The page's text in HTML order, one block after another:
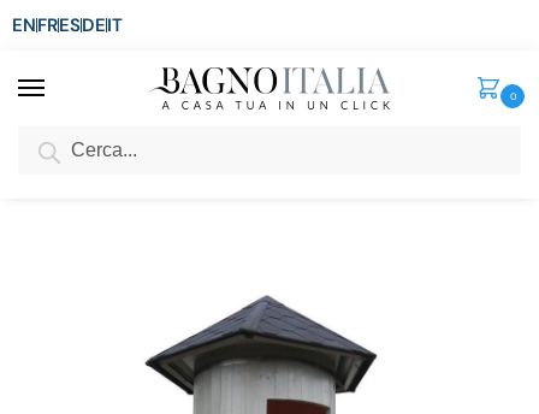
ENFRESDEIT
0
SCONTO del 3%